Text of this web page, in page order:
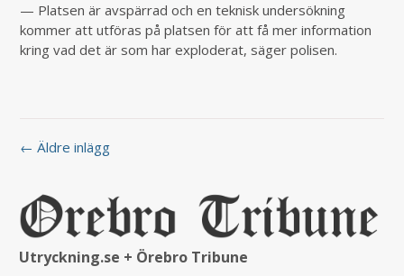
— Platsen är avspärrad och en teknisk undersökning
kommer att utföras på platsen för att få mer information
kring vad det är som har exploderat, säger polisen.
← Äldre inlägg
Utryckning.se + Örebro Tribune